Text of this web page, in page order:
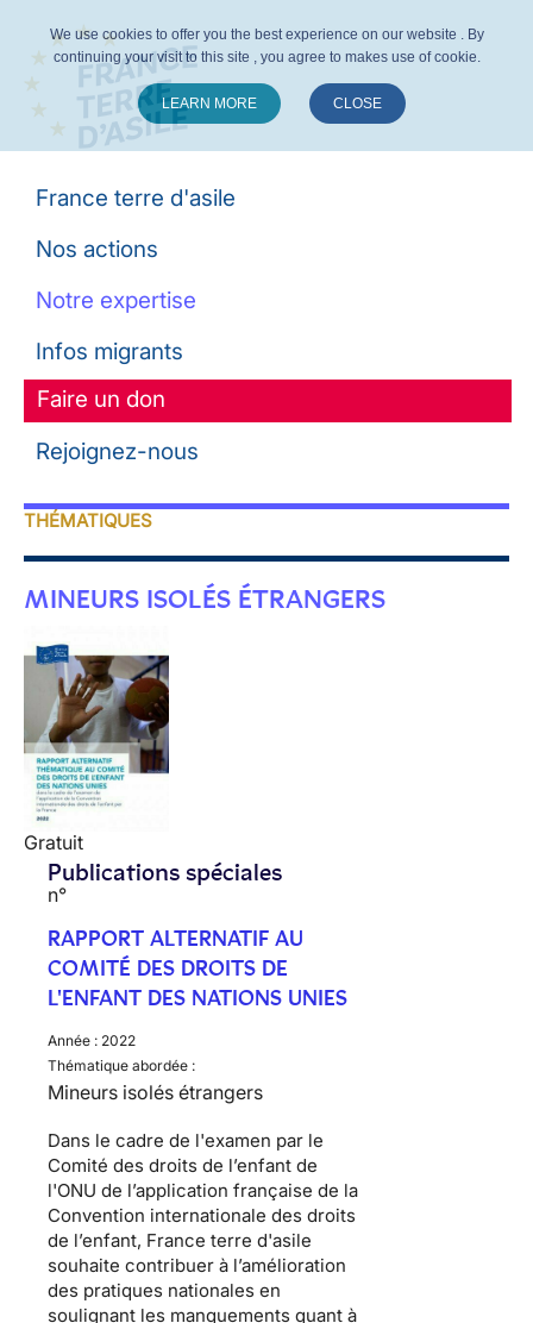
France terre d'asile
Nos actions
Notre expertise
Infos migrants
Faire un don
Rejoignez-nous
THÉMATIQUES
MINEURS ISOLÉS ÉTRANGERS
Gratuit
Publications spéciales
n°
RAPPORT ALTERNATIF AU
COMITÉ DES DROITS DE
L'ENFANT DES NATIONS UNIES
Année : 2022
Thématique abordée :
Mineurs isolés étrangers
Dans le cadre de l'examen par le
Comité des droits de l’enfant de
l'ONU de l’application française de la
Convention internationale des droits
de l’enfant, France terre d'asile
souhaite contribuer à l’amélioration
des pratiques nationales en
soulignant les manquements quant à
We use cookies to offer you the best experience on our website . By
continuing your visit to this site , you agree to makes use of cookie.
LEARN MORE CLOSE